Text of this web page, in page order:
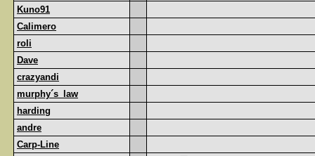
Kuno91
Calimero
roli
Dave
crazyandi
murphy´s_law
harding
andre
Carp-Line